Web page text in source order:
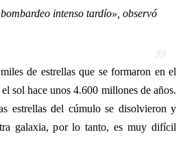
intenso tardío» , observó
de estrellas que se formaron en el
sol hace unos 4.600 millones de años.
estrellas del cúmulo se disolvieron y
galaxia, por lo tanto, es muy difícil